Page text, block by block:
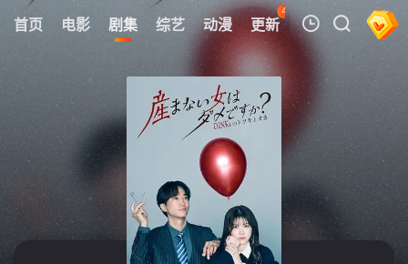
首页 电影 剧集 综艺 动漫 更新
44
热榜 APP
我的观影记录
暂无观看影片的记录